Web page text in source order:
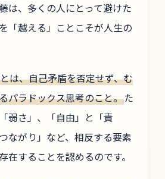
は、多くの人にとって避けた
「越える」ことこそが人生の
は、自己矛盾を否定せず、む
パラドックス思考のこと。た
弱さ」、「自由」と「責
ながり」など、相反する要素
在することを認めるのです。